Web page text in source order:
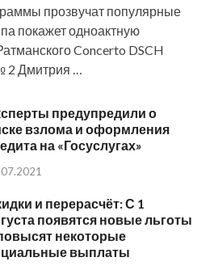
прозвучат популярные
покажет одноактную
Concerto DSCH
2 Дмитрия …
предупредили о
взлома и оформления
на «Госуслугах»
и перерасчёт: С 1
появятся новые льготы
некоторые
выплаты